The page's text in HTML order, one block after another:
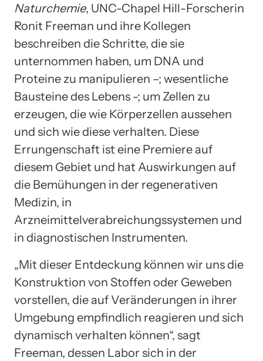
Naturchemie, UNC-Chapel Hill-Forscherin
Ronit Freeman und ihre Kollegen
beschreiben die Schritte, die sie
unternommen haben, um DNA und
Proteine ​​zu manipulieren –; wesentliche
Bausteine ​​des Lebens -; um Zellen zu
erzeugen, die wie Körperzellen aussehen
und sich wie diese verhalten. Diese
Errungenschaft ist eine Premiere auf
diesem Gebiet und hat Auswirkungen auf
die Bemühungen in der regenerativen
Medizin, in
Arzneimittelverabreichungssystemen und
in diagnostischen Instrumenten.
„Mit dieser Entdeckung können wir uns die
Konstruktion von Stoffen oder Geweben
vorstellen, die auf Veränderungen in ihrer
Umgebung empfindlich reagieren und sich
dynamisch verhalten können“, sagt
Freeman, dessen Labor sich in der